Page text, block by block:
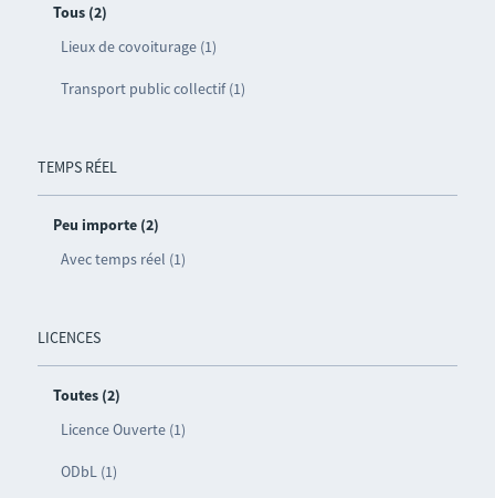
Tous (2)
Lieux de covoiturage (1)
Transport public collectif (1)
TEMPS RÉEL
Peu importe (2)
Avec temps réel (1)
LICENCES
Toutes (2)
Licence Ouverte (1)
ODbL (1)